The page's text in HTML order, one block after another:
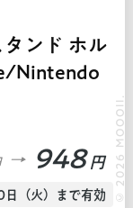
ンド ホル
Nintendo
948 円
（火）まで有効 © 2026 MOOOII.